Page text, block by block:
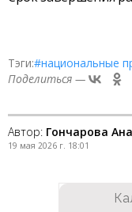
Тэги:#национальные
Поделиться —
Автор: Гончарова
19 мая 2026 г. 18:01